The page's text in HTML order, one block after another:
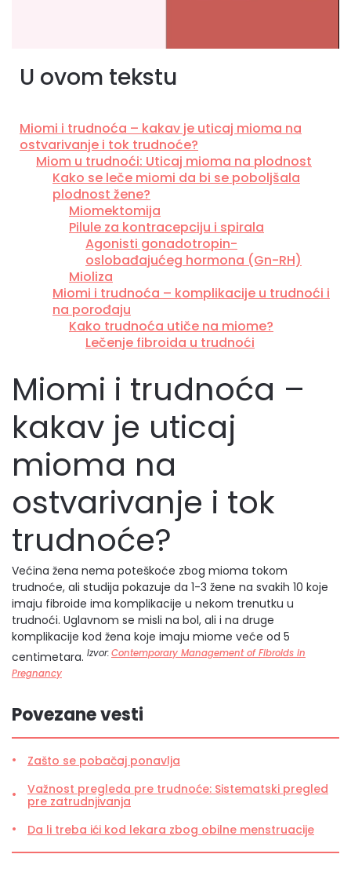
U ovom tekstu
Miomi i trudnoća – kakav je uticaj mioma na
ostvarivanje i tok trudnoće?
Miom u trudnoći: Uticaj mioma na plodnost
Kako se leče miomi da bi se poboljšala
plodnost žene?
Miomektomija
Pilule za kontracepciju i spirala
Agonisti gonadotropin-
oslobađajućeg hormona (Gn-RH)
Mioliza
Miomi i trudnoća – komplikacije u trudnoći i
na porođaju
Kako trudnoća utiče na miome?
Lečenje fibroida u trudnoći
Miomi i trudnoća –
kakav je uticaj
mioma na
ostvarivanje i tok
trudnoće?
Većina žena nema poteškoće zbog mioma tokom
trudnoće, ali studija pokazuje da 1-3 žene na svakih 10 koje
imaju fibroide ima komplikacije u nekom trenutku u
trudnoći. Uglavnom se misli na bol, ali i na druge
komplikacije kod žena koje imaju miome veće od 5
centimetara. Izvor:Contemporary Management of Fibroids in
Pregnancy
Povezane vesti
Zašto se pobačaj ponavlja
Važnost pregleda pre trudnoće: Sistematski pregled
pre zatrudnjivanja
Da li treba ići kod lekara zbog obilne menstruacije